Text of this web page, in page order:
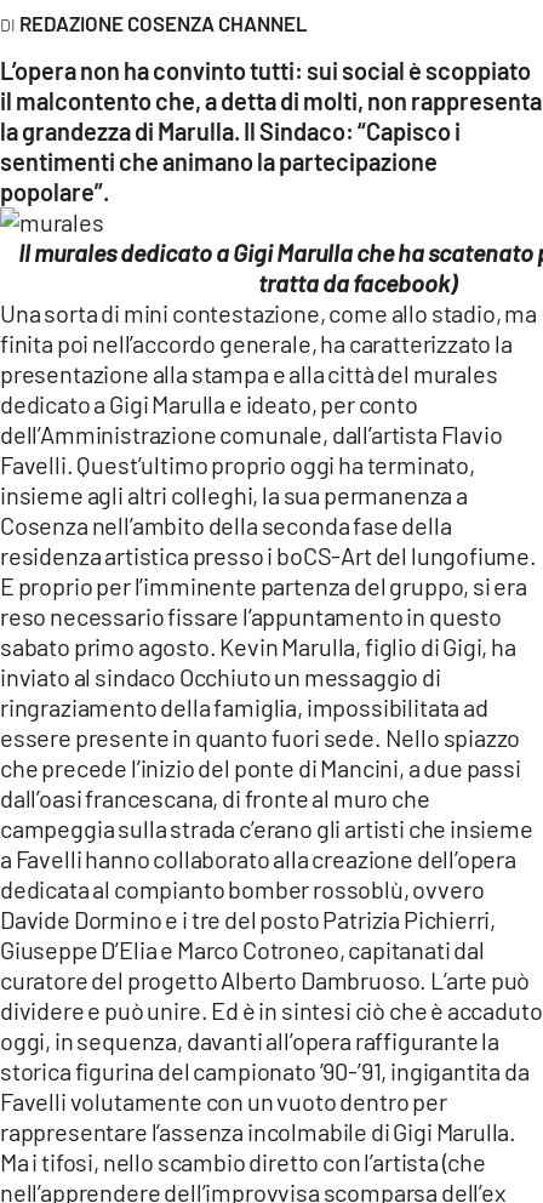
LACITYMAG.IT
ILREGGINO.IT
COSENZACHANNEL.IT
ILVIBONESE.IT
CATANZAROCHANNEL.IT
LACAPITALENEWS.IT
App
ANDROID
APPLE
REDAZIONE COSENZA CHANNEL
L’opera non ha convinto tutti: sui social è scoppiato
il malcontento che, a detta di molti, non rappresenta
la grandezza di Marulla. Il Sindaco: “Capisco i
sentimenti che animano la partecipazione
popolare”.
Il murales dedicato a Gigi Marulla che ha
tratta da facebook)
Una sorta di mini contestazione, come allo stadio, ma
finita poi nell’accordo generale, ha caratterizzato la
presentazione alla stampa e alla città del murales
dedicato a Gigi Marulla e ideato, per conto
dell’Amministrazione comunale, dall’artista Flavio
Favelli. Quest’ultimo proprio oggi ha terminato,
insieme agli altri colleghi, la sua permanenza a
Cosenza nell’ambito della seconda fase della
residenza artistica presso i boCS-Art del lungofiume.
E proprio per l’imminente partenza del gruppo, si era
reso necessario fissare l’appuntamento in questo
sabato primo agosto. Kevin Marulla, figlio di Gigi, ha
inviato al sindaco Occhiuto un messaggio di
ringraziamento della famiglia, impossibilitata ad
essere presente in quanto fuori sede. Nello spiazzo
che precede l’inizio del ponte di Mancini, a due passi
dall’oasi francescana, di fronte al muro che
campeggia sulla strada c’erano gli artisti che insieme
a Favelli hanno collaborato alla creazione dell’opera
dedicata al compianto bomber rossoblù, ovvero
Davide Dormino e i tre del posto Patrizia Pichierri,
Giuseppe D’Elia e Marco Cotroneo, capitanati dal
curatore del progetto Alberto Dambruoso. L’arte può
dividere e può unire. Ed è in sintesi ciò che è accaduto
oggi, in sequenza, davanti all’opera raffigurante la
storica figurina del campionato ’90-’91, ingigantita da
Favelli volutamente con un vuoto dentro per
rappresentare l’assenza incolmabile di Gigi Marulla.
Ma i tifosi, nello scambio diretto con l’artista (che
nell’apprendere dell’improvvisa scomparsa dell’ex